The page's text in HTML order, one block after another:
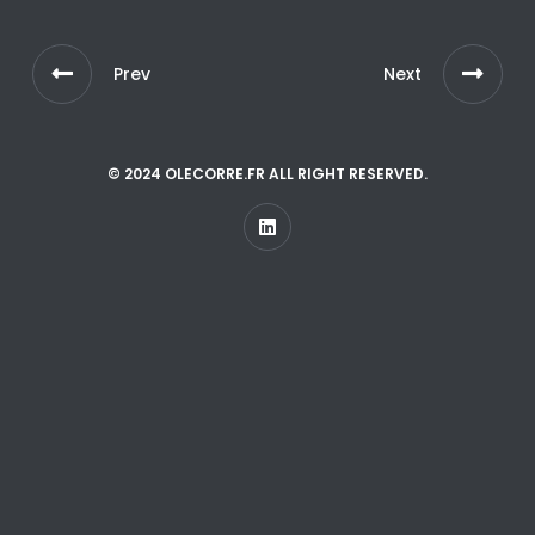
Prev Next
© 2024 OLECORRE.FR ALL RIGHT RESERVED.